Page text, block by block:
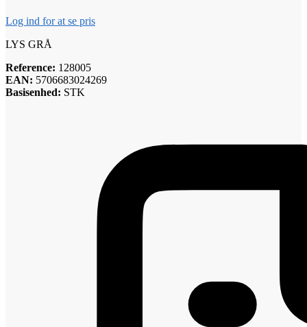
Log ind for at se pris
LYS GRÅ
Reference: 128005
EAN: 5706683024269
Basisenhed: STK